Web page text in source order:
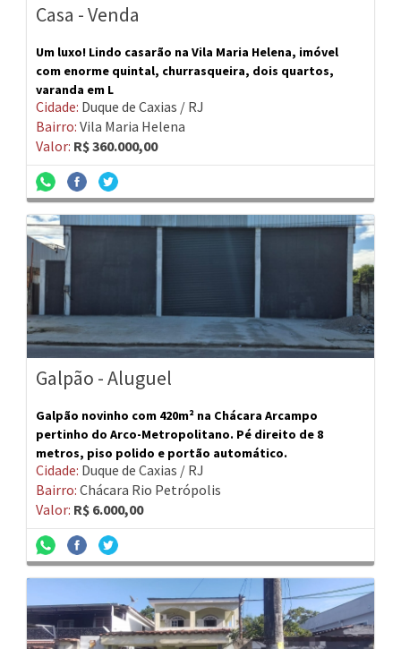
Casa - Venda
Um luxo! Lindo casarão na Vila Maria Helena, imóvel
com enorme quintal, churrasqueira, dois quartos,
varanda em L
Cidade: Duque de Caxias / RJ
Bairro: Vila Maria Helena
Valor: R$ 360.000,00
Galpão - Aluguel
Galpão novinho com 420m² na Chácara Arcampo
pertinho do Arco-Metropolitano. Pé direito de 8
metros, piso polido e portão automático.
Cidade: Duque de Caxias / RJ
Bairro: Chácara Rio Petrópolis
Valor: R$ 6.000,00